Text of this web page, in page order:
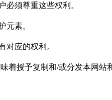
必须尊重这些权利。
元素。
对应的权利。
授予复制和/或分发本网站